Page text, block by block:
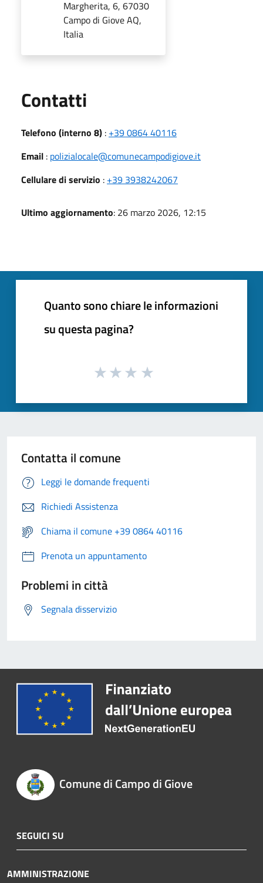
Margherita, 6, 67030
Campo di Giove AQ,
Italia
Contatti
Telefono (interno 8) : +39 0864 40116
Email : polizialocale@comunecampodigiove.it
Cellulare di servizio : +39 3938242067
Ultimo aggiornamento: 26 marzo 2026, 12:15
Quanto sono chiare le informazioni
su questa pagina?
Contatta il comune
Leggi le domande frequenti
Richiedi Assistenza
Chiama il comune +39 0864 40116
Prenota un appuntamento
Problemi in città
Segnala disservizio
Comune di Campo di Giove
SEGUICI SU
AMMINISTRAZIONE